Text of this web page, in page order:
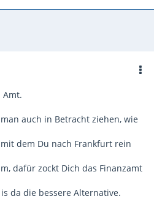
Amt.
auch in Betracht ziehen, wie
dem Du nach Frankfurt rein
dafür zockt Dich das Finanzamt
da die bessere Alternative.